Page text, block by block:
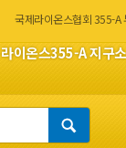
국제라이온스협회 355-A
라이온스355-A 지구